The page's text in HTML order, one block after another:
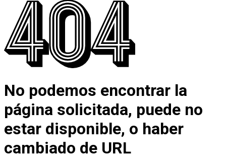
No podemos encontrar la
página solicitada, puede no
estar disponible, o haber
cambiado de URL